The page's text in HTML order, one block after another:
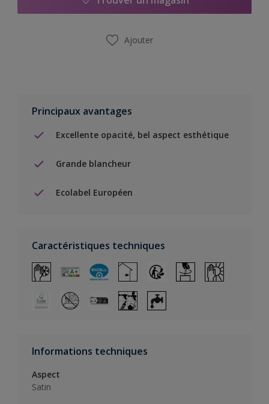
Ajouter
Principaux avantages
Excellente opacité, bel aspect esthétique
Grande blancheur
Ecolabel Européen
Caractéristiques techniques
Informations techniques
Aspect
Satin